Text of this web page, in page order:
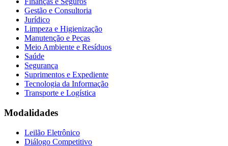
Gestão e Consultoria
Jurídico
Limpeza e Higienização
Manutenção e Peças
Meio Ambiente e Resíduos
Saúde
Segurança
Suprimentos e Expediente
Tecnologia da Informação
Transporte e Logística
Modalidades
Leilão Eletrônico
Diálogo Competitivo